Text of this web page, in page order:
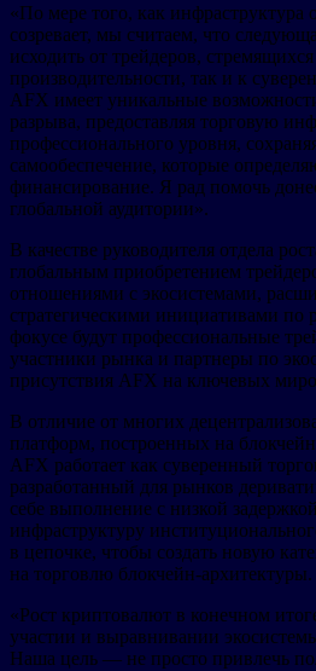
«По мере того, как инфраструктура
созревает, мы считаем, что
исходить от трейдеров,
производительности, так и к
AFX имеет уникальные
разрыва, предоставляя торговую
профессионального уровня,
самообеспечение, которые
финансирование. Я рад помочь
глобальной аудитории».
В качестве руководителя отдела
глобальным приобретением
отношениями с экосистемами,
стратегическими инициативами по
фокусе будут профессиональные
участники рынка и партнеры по
присутствия AFX на ключевых
В отличие от многих
платформ, построенных на
AFX работает как суверенный
разработанный для рынков
себе выполнение с низкой
инфраструктуру
в цепочке, чтобы создать новую
на торговлю блокчейн-архитектуры.
«Рост криптовалют в конечном
участии и выравнивании
Наша цель — не просто привлечь